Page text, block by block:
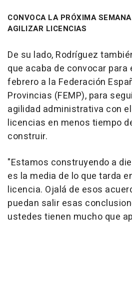
CONVOCA LA PRÓXIMA
AGILIZAR LICENCIAS
De su lado, Rodríguez
que acaba de convocar para
febrero a la Federación
Provincias (FEMP), para
agilidad administrativa con
licencias en menos tiempo
construir.
"Estamos construyendo a
es la media de lo que tarda
licencia. Ojalá de esos
puedan salir esas
ustedes tienen mucho que